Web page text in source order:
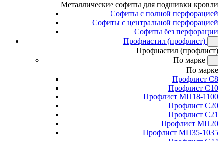
Металлические софиты для подшивки кровли
Софиты с полной перфорацией
Софиты с центральной перфорацией
Софиты без перфорации
Профнастил (профлист)
Профнастил (профлист)
По марке
По марке
Профлист С8
Профлист С10
Профлист МП18-1100
Профлист С20
Профлист С21
Профлист МП20
Профлист МП35-1035